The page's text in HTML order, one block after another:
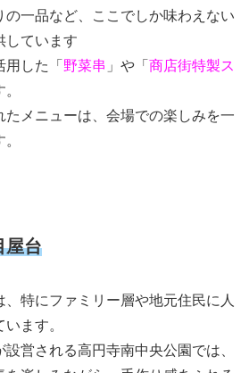
の一品など、ここでしか味わえない
しています
した「 野菜串 」や「 商店街特製ス
たメニューは、会場での楽しみを一
屋台
特にファミリー層や地元住民に人
ます。
設営される高円寺南中央公園では、